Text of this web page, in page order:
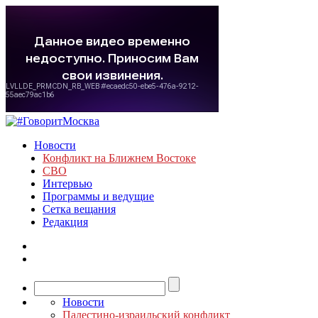
Новости
Конфликт на Ближнем Востоке
СВО
Интервью
Программы и ведущие
Сетка вещания
Редакция
Новости
Палестино-израильский конфликт